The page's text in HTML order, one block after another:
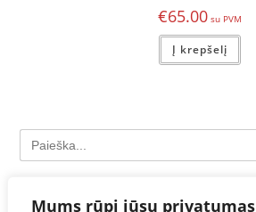
Mums rūpi jūsų privatumas
€65.00
Į krepšelį
Search
for: